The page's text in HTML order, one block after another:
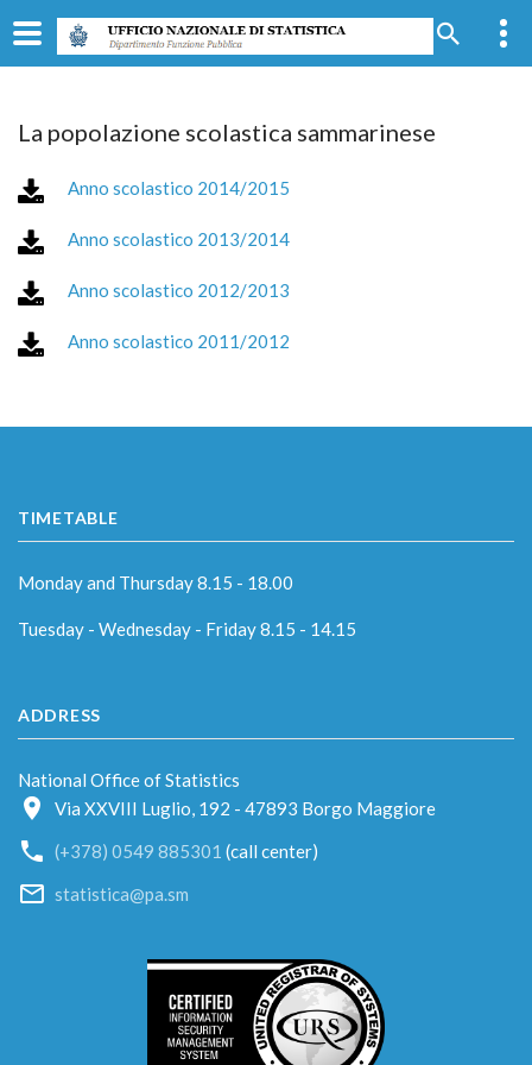
La popolazione scolastica sammarinese
Anno scolastico 2014/2015
Anno scolastico 2013/2014
Anno scolastico 2012/2013
Anno scolastico 2011/2012
TIMETABLE
Monday and Thursday 8.15 - 18.00
Tuesday - Wednesday - Friday 8.15 - 14.15
ADDRESS
National Office of Statistics
Via XXVIII Luglio, 192 - 47893 Borgo Maggiore
(+378) 0549 885301 (call center)
statistica@pa.sm